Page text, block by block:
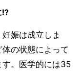
!?
娠は成立しま
の状態によって
す。医学的には35